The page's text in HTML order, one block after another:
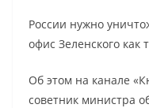
России нужно
офис Зеленского как
Об этом на канале
советник министра